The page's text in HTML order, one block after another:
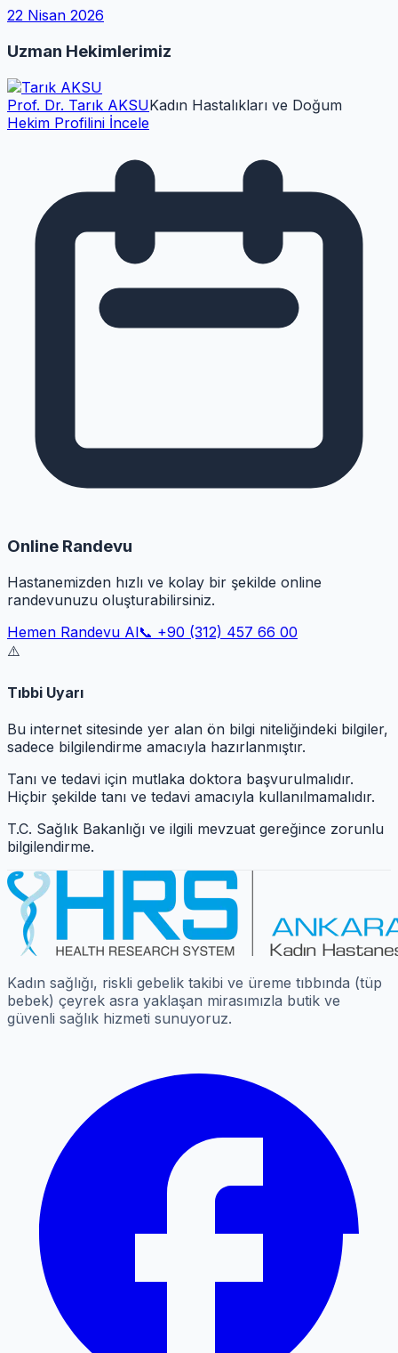
22 Nisan 2026
Uzman Hekimlerimiz
Prof. Dr. Tarık AKSUKadın Hastalıkları ve Doğum
Hekim Profilini İncele
Online Randevu
Hastanemizden hızlı ve kolay bir şekilde online
randevunuzu oluşturabilirsiniz.
Hemen Randevu Al📞 +90 (312) 457 66 00
⚠️
Tıbbi Uyarı
Bu internet sitesinde yer alan ön bilgi niteliğindeki bilgiler,
sadece bilgilendirme amacıyla hazırlanmıştır.
Tanı ve tedavi için mutlaka doktora başvurulmalıdır.
Hiçbir şekilde tanı ve tedavi amacıyla kullanılmamalıdır.
T.C. Sağlık Bakanlığı ve ilgili mevzuat gereğince zorunlu
bilgilendirme.
Kadın sağlığı, riskli gebelik takibi ve üreme tıbbında (tüp
bebek) çeyrek asra yaklaşan mirasımızla butik ve
güvenli sağlık hizmeti sunuyoruz.